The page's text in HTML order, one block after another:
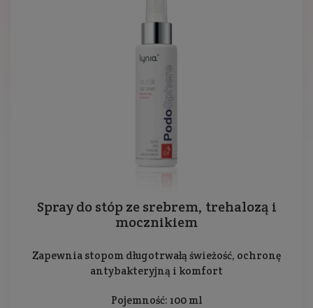
Spray do stóp ze srebrem, trehalozą i
mocznikiem
Zapewnia stopom długotrwałą świeżość, ochronę
antybakteryjną i komfort
Pojemność: 100 ml